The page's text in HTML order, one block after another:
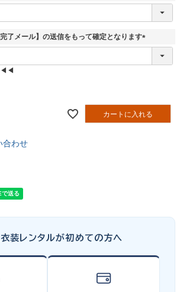
了メール】の送信をもって確定となります
(
カートに入れる
合わせ
装レンタルが初めての方へ